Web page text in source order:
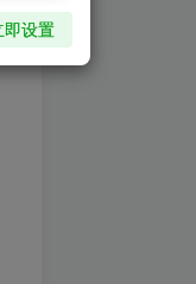
即设置